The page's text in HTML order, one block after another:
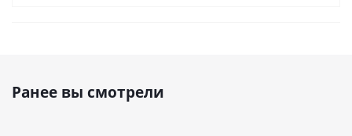
Ранее вы смотрели